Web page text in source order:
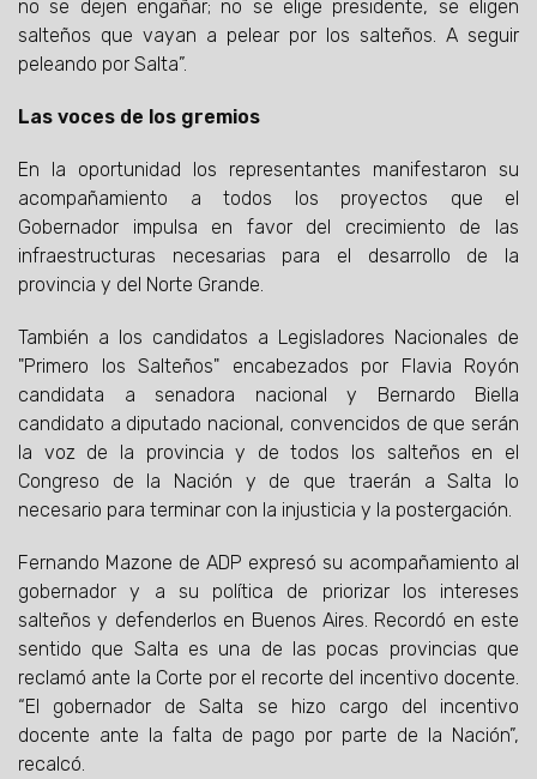
no se dejen engañar; no se elige presidente, se eligen
salteños que vayan a pelear por los salteños. A seguir
peleando por Salta”.
Las voces de los gremios
En la oportunidad los representantes manifestaron su
acompañamiento a todos los proyectos que el
Gobernador impulsa en favor del crecimiento de las
infraestructuras necesarias para el desarrollo de la
provincia y del Norte Grande.
También a los candidatos a Legisladores Nacionales de
"Primero los Salteños" encabezados por Flavia Royón
candidata a senadora nacional y Bernardo Biella
candidato a diputado nacional, convencidos de que serán
la voz de la provincia y de todos los salteños en el
Congreso de la Nación y de que traerán a Salta lo
necesario para terminar con la injusticia y la postergación.
Fernando Mazone de ADP expresó su acompañamiento al
gobernador y a su política de priorizar los intereses
salteños y defenderlos en Buenos Aires. Recordó en este
sentido que Salta es una de las pocas provincias que
reclamó ante la Corte por el recorte del incentivo docente.
“El gobernador de Salta se hizo cargo del incentivo
docente ante la falta de pago por parte de la Nación”,
recalcó.